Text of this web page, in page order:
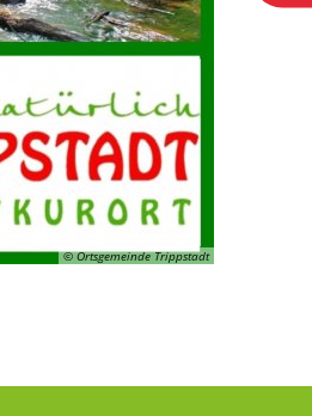
© Ortsgemeinde Trippstadt